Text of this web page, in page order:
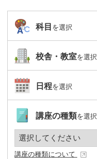
科目 を選択
校舎・教室を選択
日程を選択
講座の種類を選択
講座の種類について